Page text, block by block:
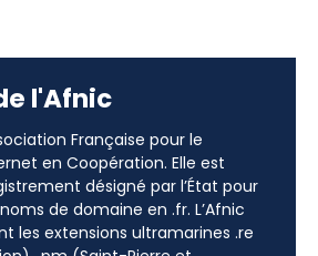
l'Afnic
Française pour le
en Coopération. Elle est
désigné par l’État pour
de domaine en .fr. L’Afnic
les extensions ultramarines .re